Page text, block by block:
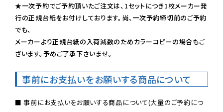
★一次予約でご予約頂いたご注文は、1セットにつき1枚メーカー発
行の正規台紙をお付けしております。尚、一次予約締切前のご予約
でも、
メーカーより正規台紙の入荷減数のためカラーコピーの場合もご
ざいます。予めご了承下さいませ。
事前にお支払いをお願いする商品について
■ 事前にお支払いをお願いする商品について(大量のご予約につ